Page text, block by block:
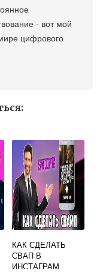
- вот мой
цифрового
КАК СДЕЛАТЬ
СВАП В
ИНСТАГРАМ